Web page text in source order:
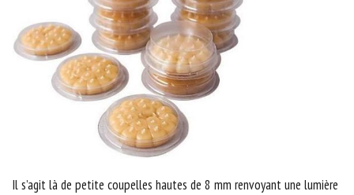
Il s’agit là de petite coupelles hautes de 8 mm renvoyant une lumière